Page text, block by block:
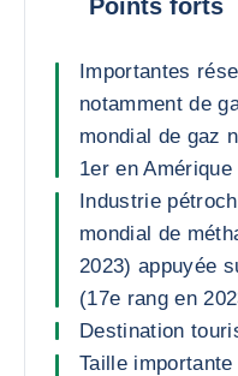
Points forts
Importantes
notamment de
mondial de gaz
1er en
Industrie
mondial de
2023) appuyée
(17e rang en
Destination
Taille